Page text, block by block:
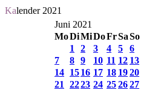
Kalender 2021
Juni 2021
MoDiMiDoFrSaSo
1
2 3 4 5
6
7
8 9 10 11 12 13
14 1516 17 18 1920
21
2223 24 252627